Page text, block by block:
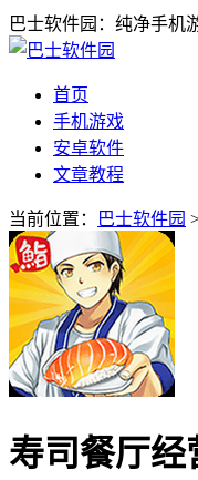
巴士软件园：纯净手机
首页
手机游戏
安卓软件
文章教程
当前位置： 巴士软件园
寿司餐厅经